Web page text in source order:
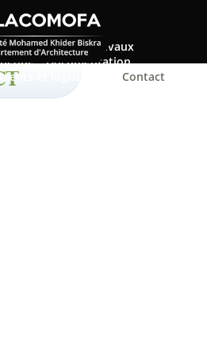
Présentation
de recherche
Travaux
Documentation
et logistiques
Contact